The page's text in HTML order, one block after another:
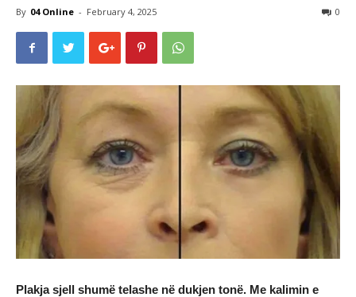
By 04 Online - February 4, 2025 0
Plakja sjell shumë telashe në dukjen tonë. Me kalimin e